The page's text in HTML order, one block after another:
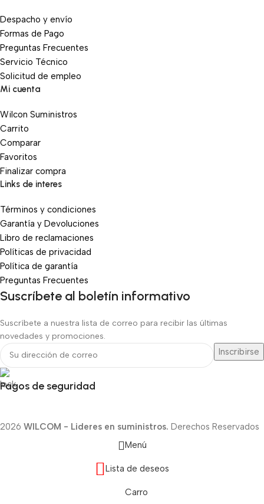
Despacho y envío
Formas de Pago
Preguntas Frecuentes
Servicio Técnico
Solicitud de empleo
Mi cuenta
Wilcon Suministros
Carrito
Comparar
Favoritos
Finalizar compra
Links de interes
Términos y condiciones
Garantía y Devoluciones
Libro de reclamaciones
Políticas de privacidad
Política de garantía
Preguntas Frecuentes
Suscríbete al boletín informativo
Suscríbete a nuestra lista de correo para recibir las últimas
novedades y promociones.
Pagos de seguridad
2026 WILCOM - Lideres en suministros. Derechos Reservados
Menú
Lista de deseos
Carro